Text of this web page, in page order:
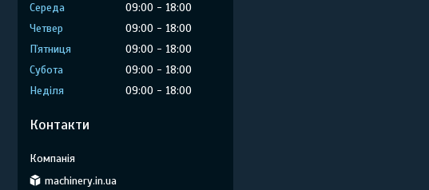
Середа
09:00
18:00
Четвер
09:00
18:00
Пʼятниця
09:00
18:00
Субота
09:00
18:00
Неділя
09:00 18:00
Контакти
machinery.in.ua